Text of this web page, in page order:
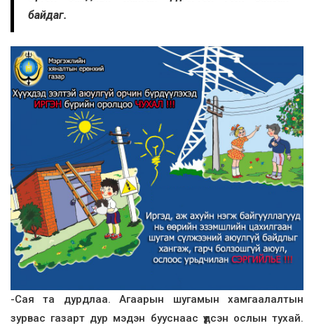
байдаг.
-Сая та дурдлаа. Агаарын шугамын хамгаалалтын
зурвас газарт дур мэдэн бууснаас үүдсэн ослын тухай.